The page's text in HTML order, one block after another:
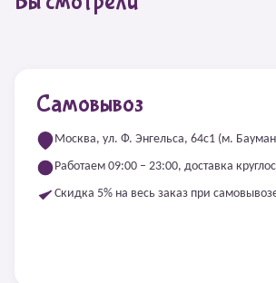
Самовывоз
Москва, ул. Ф. Энгельса, 64с1 (м.
Работаем 09:00 – 23:00, доставка
Скидка 5% на весь заказ при